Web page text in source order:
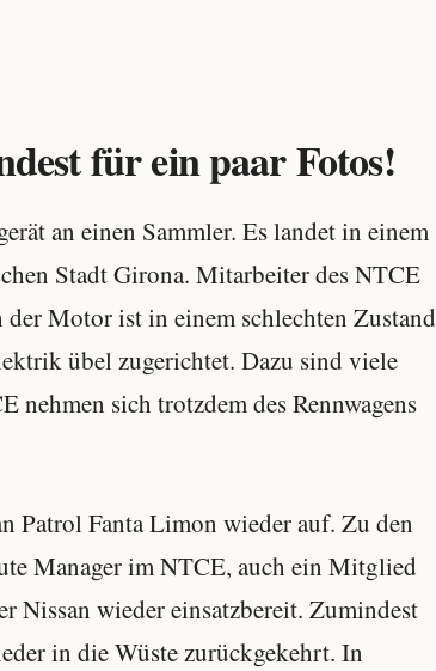
für ein paar Fotos!
an einen Sammler. Es landet in einem
Stadt Girona. Mitarbeiter des NTCE
Motor ist in einem schlechten Zustand
übel zugerichtet. Dazu sind viele
sich trotzdem des Rennwagens
Patrol Fanta Limon wieder auf. Zu den
Manager im NTCE, auch ein Mitglied
Nissan wieder einsatzbereit. Zumindest
in die Wüste zurückgekehrt. In